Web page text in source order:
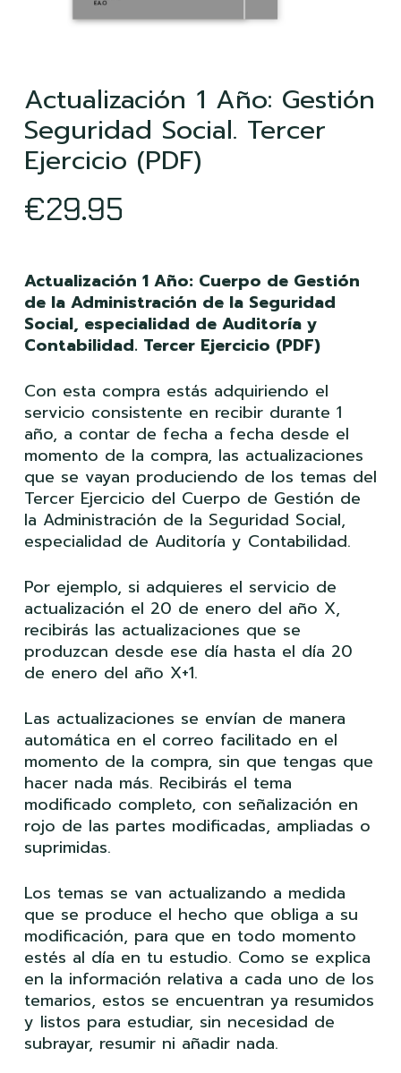
Actualización 1 Año: Gestión
Seguridad Social. Tercer
Ejercicio (PDF)
€29.95
Actualización 1 Año: Cuerpo de Gestión
de la Administración de la Seguridad
Social, especialidad de Auditoría y
Contabilidad. Tercer Ejercicio (PDF)
Con esta compra estás adquiriendo el
servicio consistente en recibir durante 1
año, a contar de fecha a fecha desde el
momento de la compra, las actualizaciones
que se vayan produciendo de los temas del
Tercer Ejercicio del Cuerpo de Gestión de
la Administración de la Seguridad Social,
especialidad de Auditoría y Contabilidad.
Por ejemplo, si adquieres el servicio de
actualización el 20 de enero del año X,
recibirás las actualizaciones que se
produzcan desde ese día hasta el día 20
de enero del año X+1.
Las actualizaciones se envían de manera
automática en el correo facilitado en el
momento de la compra, sin que tengas que
hacer nada más. Recibirás el tema
modificado completo, con señalización en
rojo de las partes modificadas, ampliadas o
suprimidas.
Los temas se van actualizando a medida
que se produce el hecho que obliga a su
modificación, para que en todo momento
estés al día en tu estudio. Como se explica
en la información relativa a cada uno de los
temarios, estos se encuentran ya resumidos
y listos para estudiar, sin necesidad de
subrayar, resumir ni añadir nada.